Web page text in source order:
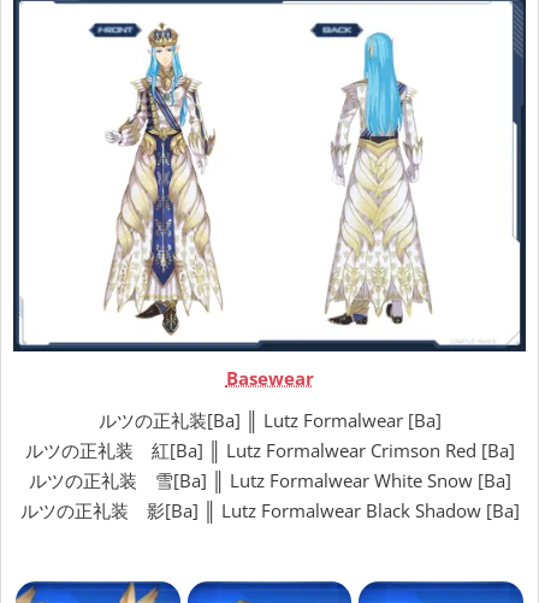
Basewear
ルツの正礼装[Ba] ║ Lutz Formalwear [Ba]
ルツの正礼装 紅[Ba] ║ Lutz Formalwear Crimson Red [Ba]
ルツの正礼装 雪[Ba] ║ Lutz Formalwear White Snow [Ba]
ルツの正礼装 影[Ba] ║ Lutz Formalwear Black Shadow [Ba]